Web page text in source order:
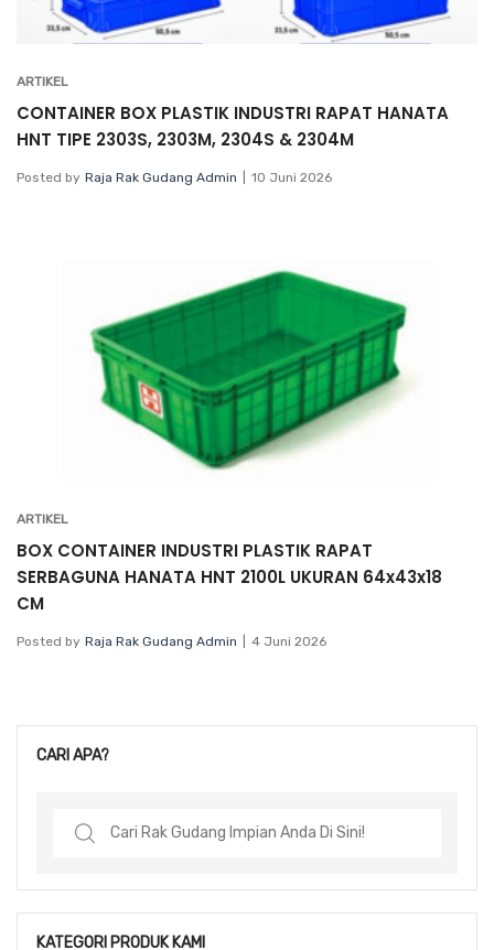
ARTIKEL
CONTAINER BOX PLASTIK INDUSTRI RAPAT HANATA
HNT TIPE 2303S, 2303M, 2304S & 2304M
Posted by Raja Rak Gudang Admin 10 Juni 2026
ARTIKEL
BOX CONTAINER INDUSTRI PLASTIK RAPAT
SERBAGUNA HANATA HNT 2100L UKURAN 64x43x18
CM
Posted by Raja Rak Gudang Admin 4 Juni 2026
CARI APA?
Search
KATEGORI PRODUK KAMI